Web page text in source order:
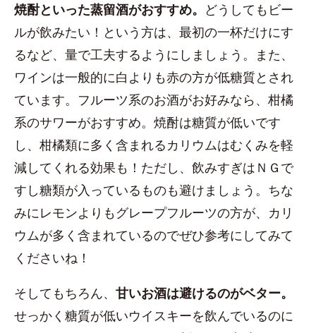
焼酎といった蒸留酒がおすすめ。 どうしてもビー
ルが飲みたい！という方は、最初の一杯だけにす
るなど、量で工夫するようにしましょう。また、
ワインは一般的に白よりも赤の方が低糖質とされ
ています。フルーツ系のお酒がお好みなら、柑橘
系のサワーがおすすめ。焼酎は糖質が低いです
し、柑橘類に多く含まれるカリウムはむくみを軽
減してくれる効果も！ただし、飲みすぎはＮＧで
すし糖類が入っているものも避けましょう。ちな
みにレモンよりもグレープフルーツの方が、カリ
ウムが多く含まれているのでぜひ参考にしてみて
くださいね！
そしてもちろん、 甘いお酒は避けるのがベター。
せっかく糖質が低いウイスキーを飲んでいるのに